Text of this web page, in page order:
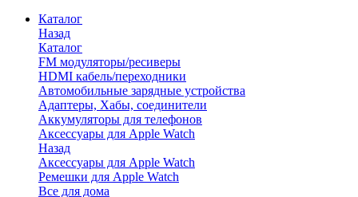
Каталог
Назад
Каталог
FM модуляторы/ресиверы
HDMI кабель/переходники
Автомобильные зарядные устройства
Адаптеры, Хабы, соединители
Аккумуляторы для телефонов
Аксессуары для Apple Watch
Назад
Аксессуары для Apple Watch
Ремешки для Apple Watch
Все для дома